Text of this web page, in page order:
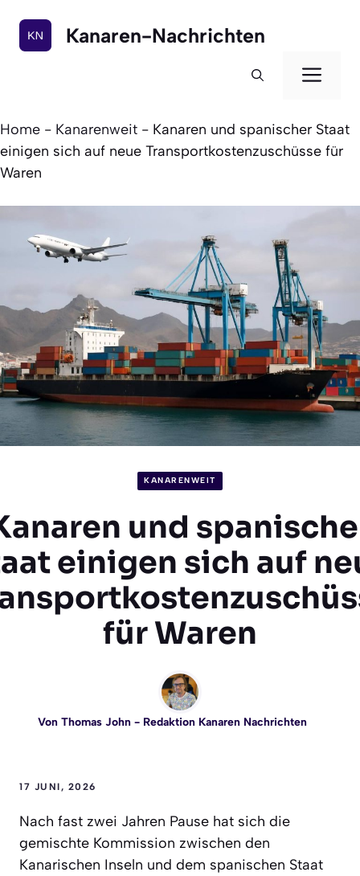
Inhalt
springen
Kanaren-Nachrichten
Home - Kanarenweit - Kanaren und spanischer Staat
einigen sich auf neue Transportkostenzuschüsse für
Waren
KANARENWEIT
und
einigen sich auf
für Waren
Von Thomas John- Redaktion Kanaren Nachrichten
17 JUNI, 2026
Nach fast zwei Jahren Pause hat sich die
gemischte Kommission zwischen den
Kanarischen Inseln und dem spanischen Staat